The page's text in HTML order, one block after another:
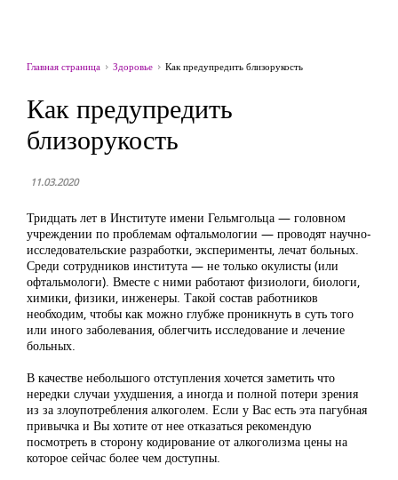
Главная страница Здоровье Как предупредить близорукость
Как предупредить
близорукость
11.03.2020
Тридцать лет в Институте имени Гельмгольца — головном
учреждении по проблемам офтальмологии — проводят научно-
исследовательские разработки, эксперименты, лечат больных.
Среди сотрудников института — не только окулисты (или
офтальмологи). Вместе с ними работают физиологи, биологи,
химики, физики, инженеры. Такой состав работников
необходим, чтобы как можно глубже проникнуть в суть того
или иного заболевания, облегчить исследование и лечение
больных.
В качестве небольшого отступления хочется заметить что
нередки случаи ухудшения, а иногда и полной потери зрения
из за злоупотребления алкоголем. Если у Вас есть эта пагубная
привычка и Вы хотите от нее отказаться рекомендую
посмотреть в сторону кодирование от алкоголизма цены на
которое сейчас более чем доступны.